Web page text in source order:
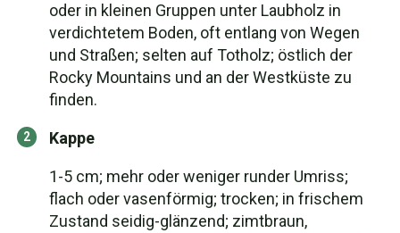
oder in kleinen Gruppen unter Laubholz in
verdichtetem Boden, oft entlang von Wegen
und Straßen; selten auf Totholz; östlich der
Rocky Mountains und an der Westküste zu
finden.
Kappe
1-5 cm; mehr oder weniger runder Umriss;
flach oder vasenförmig; trocken; in frischem
Zustand seidig-glänzend; zimtbraun,